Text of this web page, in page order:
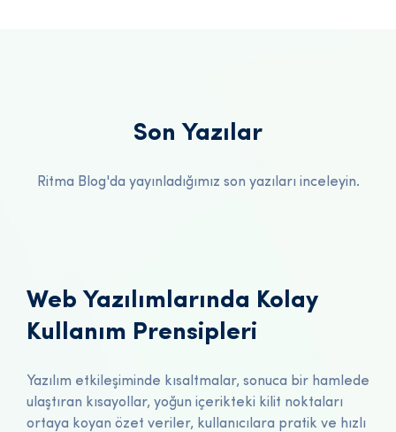
Son Yazılar
Ritma Blog'da yayınladığımız son yazıları inceleyin.
Web Yazılımlarında Kolay
Kullanım Prensipleri
Yazılım etkileşiminde kısaltmalar, sonuca bir hamlede
ulaştıran kısayollar, yoğun içerikteki kilit noktaları
ortaya koyan özet veriler, kullanıcılara pratik ve hızlı